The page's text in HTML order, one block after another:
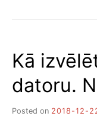
Kā
datoru.
Posted on 2018-12-